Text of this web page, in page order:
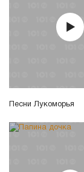
Песни Лукоморья